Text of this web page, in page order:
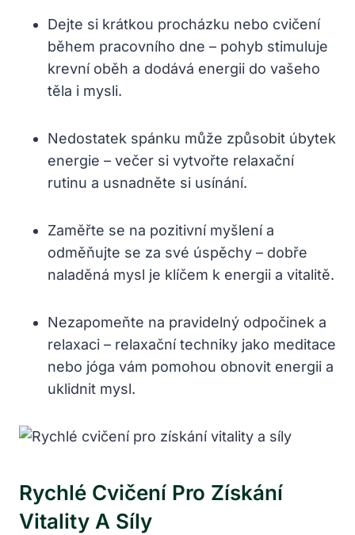
Dejte si krátkou procházku nebo cvičení
během pracovního dne – pohyb stimuluje
krevní oběh a dodává energii do vašeho
těla i mysli.
Nedostatek spánku může způsobit úbytek
energie – večer si vytvořte relaxační
rutinu a usnadněte si usínání.
Zaměřte se na pozitivní myšlení a
odměňujte se za své úspěchy – dobře
naladěná mysl je klíčem k energii a vitalitě.
Nezapomeňte na pravidelný odpočinek a
relaxaci – relaxační techniky jako meditace
nebo jóga vám pomohou obnovit energii a
uklidnit mysl.
Rychlé Cvičení Pro Získání
Vitality A Síly